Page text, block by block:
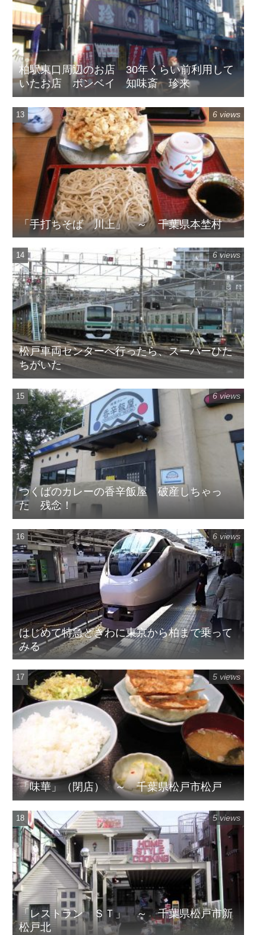
柏駅東口周辺のお店 30年くらい前利用して
いたお店 ボンベイ 知味斎 珍来
「手打ちそば 川上」 ～ 千葉県本埜村
6 views
松戸車両センターへ行ったら、スーパーひた
ちがいた
6 views
つくばのカレーの香辛飯屋 破産しちゃっ
た 残念！
6 views
はじめて特急ときわに東京から柏まで乗って
みる
6 views
「味華」（閉店） ～ 千葉県松戸市松戸
5 views
「レストラン ＳＴ」 ～ 千葉県松戸市新
松戸北
5 views